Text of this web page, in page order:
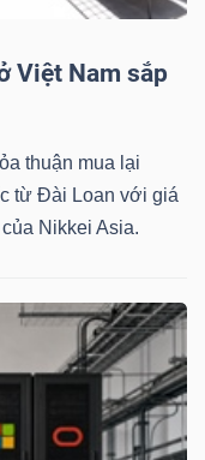
Việt Nam sắp
thuận mua lại
từ Đài Loan với giá
Nikkei Asia.